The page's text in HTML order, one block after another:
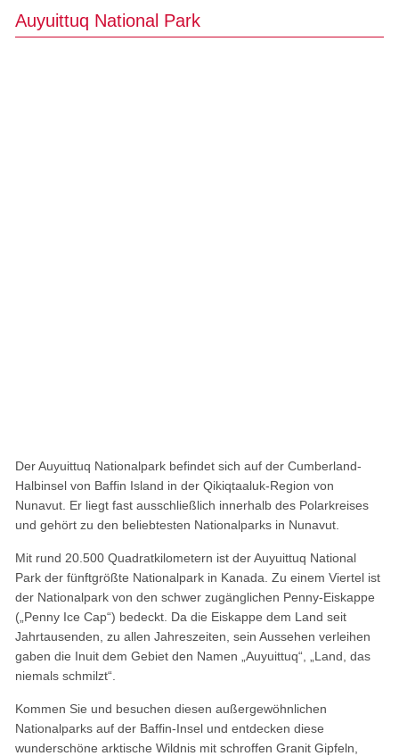
Auyuittuq National Park
Der Auyuittuq Nationalpark befindet sich auf der Cumberland-
Halbinsel von Baffin Island in der Qikiqtaaluk-Region von
Nunavut. Er liegt fast ausschließlich innerhalb des Polarkreises
und gehört zu den beliebtesten Nationalparks in Nunavut.
Mit rund 20.500 Quadratkilometern ist der Auyuittuq National
Park der fünftgrößte Nationalpark in Kanada. Zu einem Viertel ist
der Nationalpark von den schwer zugänglichen Penny-Eiskappe
(„Penny Ice Cap“) bedeckt. Da die Eiskappe dem Land seit
Jahrtausenden, zu allen Jahreszeiten, sein Aussehen verleihen
gaben die Inuit dem Gebiet den Namen „Auyuittuq“, „Land, das
niemals schmilzt“.
Kommen Sie und besuchen diesen außergewöhnlichen
Nationalparks auf der Baffin-Insel und entdecken diese
wunderschöne arktische Wildnis mit schroffen Granit Gipfeln,